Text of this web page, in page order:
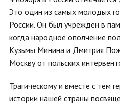
Это один из самых молодых
России. Он был учрежден в
когда народное ополчение
Кузьмы Минина и Дмитрия
Москву от польских
Трагическому и вместе с тем
истории нашей страны